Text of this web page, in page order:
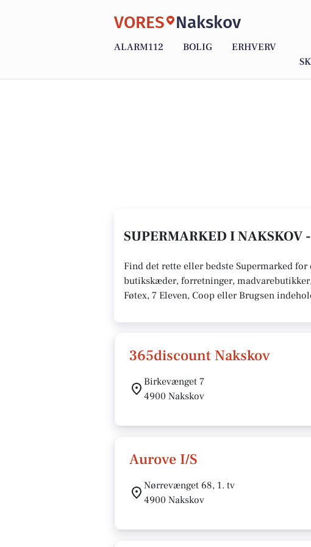
VORES Nakskov
ALARM112 BOLIG ERHVERV
SUPERMARKED I NAKSKOV
Find det rette eller bedste Supermarked
butikskæder, forretninger,
Føtex, 7 Eleven, Coop eller Brugsen
365discount Nakskov
Birkevænget 7
4900 Nakskov
Aurove I/S
Nørrevænget 68, 1. tv
4900 Nakskov